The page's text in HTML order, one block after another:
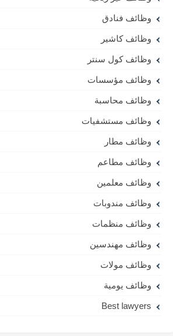
وظائف فنادق
وظائف كاشير
وظائف كول سنتر
وظائف مؤسسات
وظائف محاسبة
وظائف مستشفيات
وظائف مطار
وظائف مطاعم
وظائف معلمين
وظائف مندوبات
وظائف منظمات
وظائف مهندسين
وظائف مولات
وظائف يومية
Best lawyers